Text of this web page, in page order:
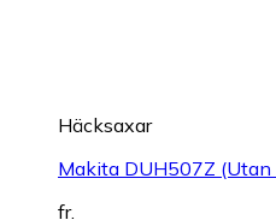
Häcksaxar
Makita DUH507Z (Utan
fr.